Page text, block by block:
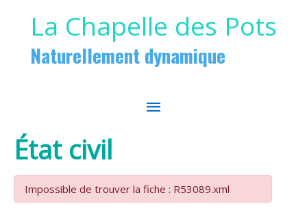
La Chapelle des Pots
Naturellement dynamique
MENU
État civil
Impossible de trouver la fiche : R53089.xml